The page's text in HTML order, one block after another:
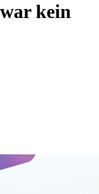
kein